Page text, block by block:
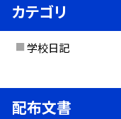
カテゴリ
学校日記
配布文書